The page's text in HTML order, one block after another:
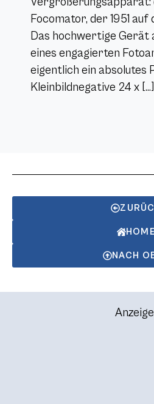
Focomator, der 1951
Das hochwertige Gerät
eines engagierten
eigentlich ein absolutes
Kleinbildnegative 24 x […]
HOME
NACH